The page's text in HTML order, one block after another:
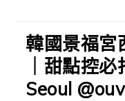
韓國景福宮
｜甜點控
Seoul